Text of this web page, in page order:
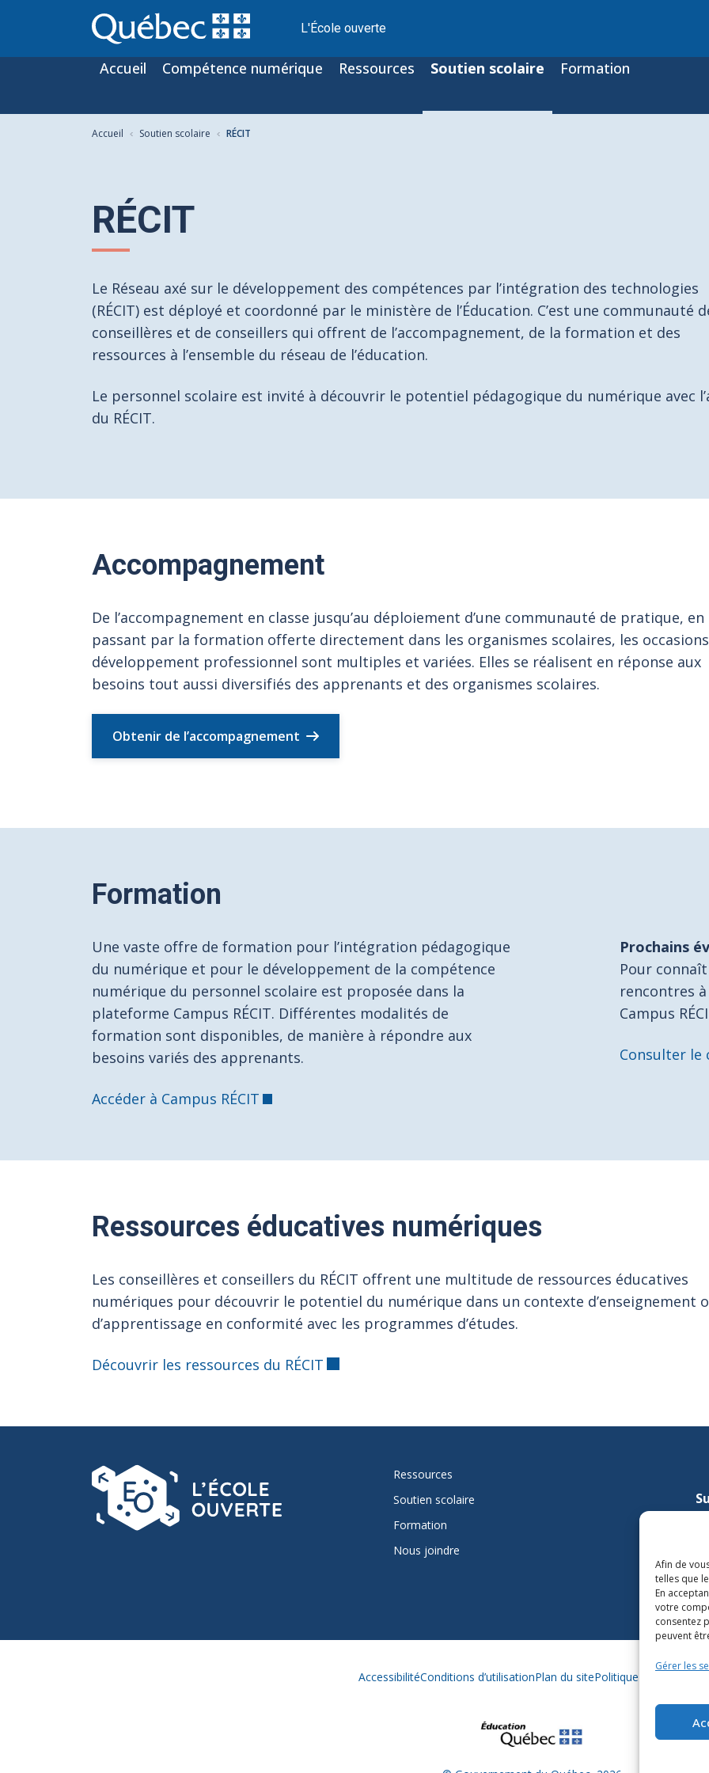
Afin de
telles que
En
votre
consentez
peuvent
Gérer les
L'École ouverte
Accueil Compétence numérique Ressources Soutien scolaire Formation
Accueil Soutien scolaire RÉCIT
RÉCIT
Le Réseau axé sur le développement des compétences par l’intégration des technologies
(RÉCIT) est déployé et coordonné par le ministère de l’Éducation. C’est une communauté
conseillères et de conseillers qui offrent de l’accompagnement, de la formation et des
ressources à l’ensemble du réseau de l’éducation.
Le personnel scolaire est invité à découvrir le potentiel pédagogique du numérique avec
du RÉCIT.
Accompagnement
De l’accompagnement en classe jusqu’au déploiement d’une communauté de pratique, en
passant par la formation offerte directement dans les organismes scolaires, les
développement professionnel sont multiples et variées. Elles se réalisent en réponse aux
besoins tout aussi diversifiés des apprenants et des organismes scolaires.
Obtenir de l’accompagnement
Formation
Une vaste offre de formation pour l’intégration pédagogique
du numérique et pour le développement de la compétence
numérique du personnel scolaire est proposée dans la
plateforme Campus RÉCIT. Différentes modalités de
formation sont disponibles, de manière à répondre aux
besoins variés des apprenants.
Accéder à Campus RÉCIT
Prochains
Pour
rencontres
Campus
Consulter le
Ressources éducatives numériques
Les conseillères et conseillers du RÉCIT offrent une multitude de ressources éducatives
numériques pour découvrir le potentiel du numérique dans un contexte d’enseignement
d’apprentissage en conformité avec les programmes d’études.
Découvrir les ressources du RÉCIT
Ressources
Soutien scolaire
Formation
Nous joindre
AccessibilitéConditions d’utilisationPlan du sitePolitique des témoins